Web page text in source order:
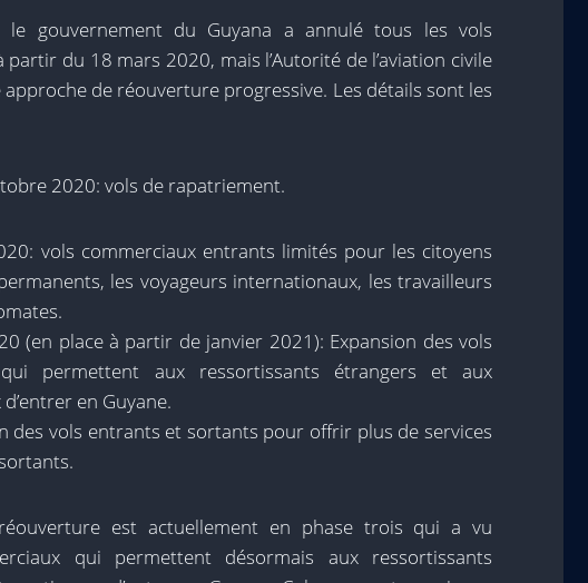
le gouvernement du Guyana a annulé tous les vols
du 18 mars 2020, mais l’Autorité de l’aviation civile
de réouverture progressive. Les détails sont les
2020: vols de rapatriement.
vols commerciaux entrants limités pour les citoyens
les voyageurs internationaux, les travailleurs
(en place à partir de janvier 2021): Expansion des vols
permettent aux ressortissants étrangers et aux
en Guyane.
des vols entrants et sortants pour offrir plus de services
est actuellement en phase trois qui a vu
qui permettent désormais aux ressortissants